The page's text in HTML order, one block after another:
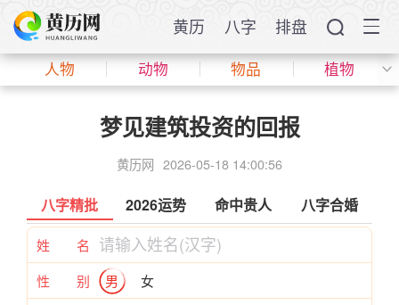
黄历 八字 排盘
人物 动物 物品 植物
梦见建筑投资的回报
黄历网 2026-05-18 14:00:56
八字精批 2026运势 命中贵人 八字合婚
姓 名
性 别
男
女